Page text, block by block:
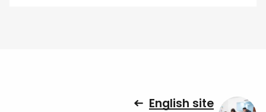
English site